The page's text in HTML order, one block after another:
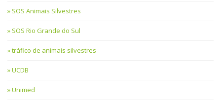
SOS Animais Silvestres
SOS Rio Grande do Sul
tráfico de animais silvestres
UCDB
Unimed